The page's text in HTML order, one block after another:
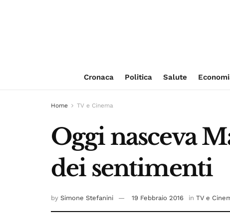
Cronaca Politica Salute
Home TV e Cinema
Oggi nasceva
dei sentimenti
by Simone Stefanini 19 Febbraio 2016 in TV e